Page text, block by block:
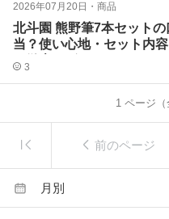
2026年07月20日 ・ 商品
北斗園 熊野筆7本セット
当？使い心地・セット内
を徹底レビュー
3
1 ページ（
前のページ
月別